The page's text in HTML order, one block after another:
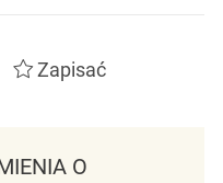
Zapisać
O